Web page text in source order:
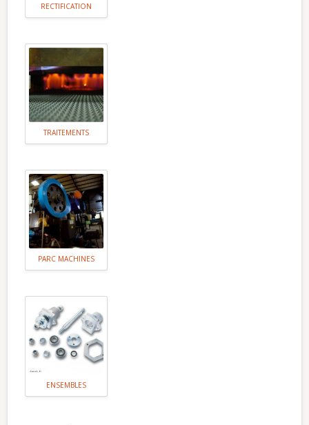
RECTIFICATION
TRAITEMENTS
PARC MACHINES
ENSEMBLES